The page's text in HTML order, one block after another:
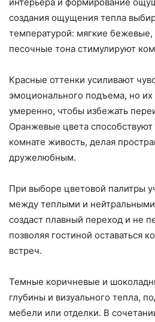
создания ощущения тепла
температурой: мягкие бежевые,
песочные тона стимулируют
Красные оттенки усиливают
эмоционального подъема, но их
умеренно, чтобы избежать
Оранжевые цвета
комнате живость, делая
дружелюбным.
При выборе цветовой палитры
между теплыми и
создаст плавный переход и не
позволяя гостиной оставаться
встреч.
Темные коричневые и
глубины и визуального тепла,
мебели или отделки. В